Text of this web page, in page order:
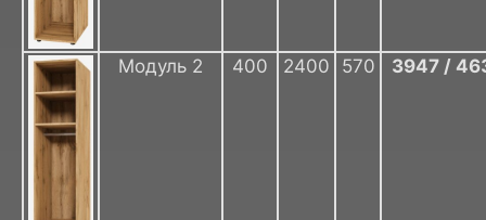
Модуль 2 400 2400 570 3947 /